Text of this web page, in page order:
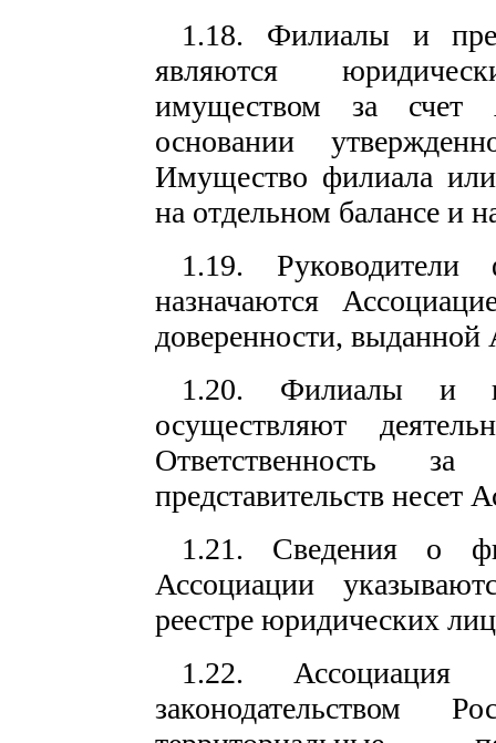
1.18. Филиалы и
являются
имуществом за счет
основании
Имущество филиала или
на отдельном балансе и
1.19. Руководители
назначаются
доверенности, выданной
1.20. Филиалы и
осуществляют
Ответственность
представительств несет
1.21. Сведения о
Ассоциации
реестре юридических
1.22.
законодательством